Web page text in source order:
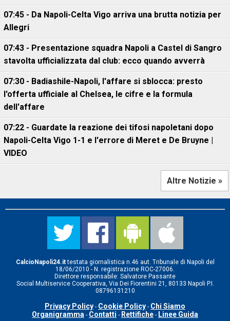
07:45 - Da Napoli-Celta Vigo arriva una brutta notizia per
Allegri
07:43 - Presentazione squadra Napoli a Castel di Sangro
stavolta ufficializzata dal club: ecco quando avverrà
07:30 - Badiashile-Napoli, l'affare si sblocca: presto
l'offerta ufficiale al Chelsea, le cifre e la formula
dell'affare
07:22 - Guardate la reazione dei tifosi napoletani dopo
Napoli-Celta Vigo 1-1 e l'errore di Meret e De Bruyne |
VIDEO
Altre Notizie »
CalcioNapoli24.ittestata giornalistica n.46 aut. Tribunale di Napoli del
18/06/2010 - N. registrazione ROC-27006.
Direttore responsabile: Salvatore Passante
Social Multiservice Cooperativa, Via Dei Fiorentini 21, 80133 Napoli P.I.
08796131210
Privacy Policy - Cookie Policy - Chi Siamo
Organigramma - Contatti - Rettifiche - Linee Guida